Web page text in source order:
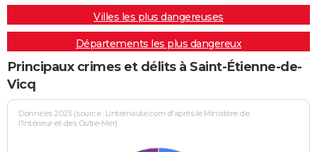
Villes les plus dangereuses
Départements les plus dangereux
Principaux crimes et délits à Saint-Étienne-de-
Vicq
Données 2025 (source : Linternaute.com d'après le Ministère de
l'Intérieur et des Outre-Mer)